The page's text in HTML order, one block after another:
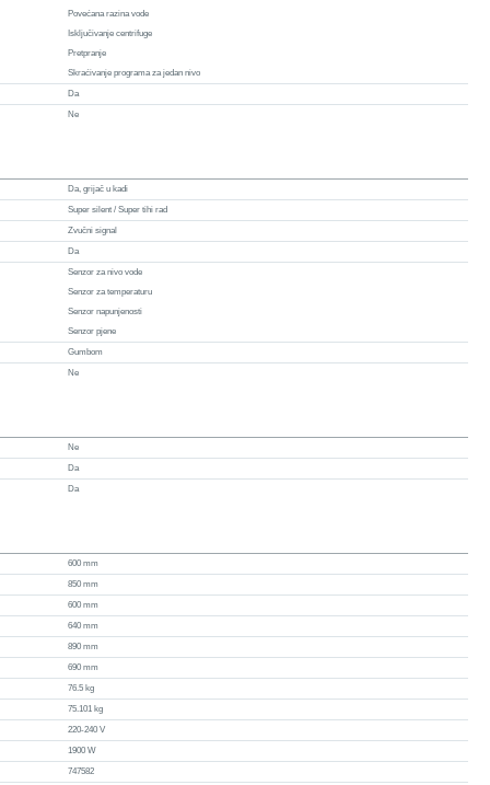
Povećana razina vode
Isključivanje centrifuge
Pretpranje
Skraćivanje programa za jedan nivo
Da
Ne
Da, grijač u kadi
Super silent / Super tihi rad
Zvučni signal
Da
Senzor za nivo vode
Senzor za temperaturu
Senzor napunjenosti
Senzor pjene
Gumbom
Ne
Ne
Da
Da
600 mm
850 mm
600 mm
640 mm
890 mm
690 mm
76.5 kg
75.101 kg
220-240 V
1900 W
747582